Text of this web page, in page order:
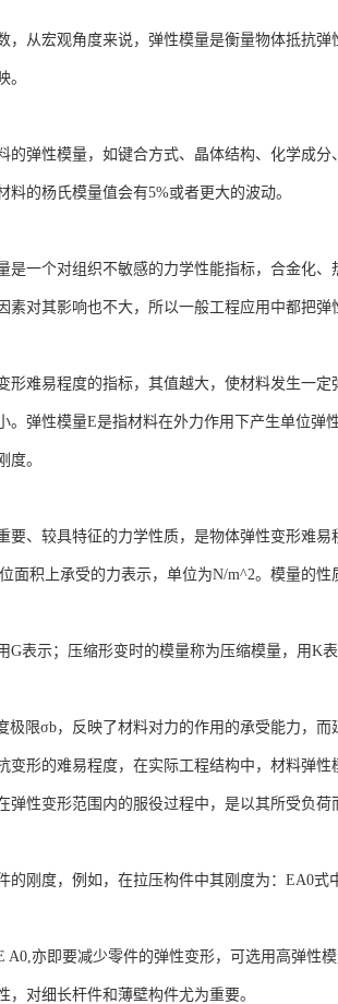
，从宏观角度来说，弹性模量是衡量物体抵抗
。
的弹性模量，如键合方式、晶体结构、化学成
的杨氏模量值会有5%或者更大的波动。
是一个对组织不敏感的力学性能指标，合金化
素对其影响也不大，所以一般工程应用中都把弹
形难易程度的指标，其值越大，使材料发生一
。弹性模量E是指材料在外力作用下产生单位弹
度。
要、较具特征的力学性质，是物体弹性变形难
面积上承受的力表示，单位为N/m^2。模量的
G表示；压缩形变时的模量称为压缩模量，用K
极限σb，反映了材料对力的作用的承受能力，
变形的难易程度，在实际工程结构中，材料弹
弹性变形范围内的服役过程中，是以其所受负
的刚度，例如，在拉压构件中其刚度为：EA0式
A0,亦即要减少零件的弹性变形，可选用高弹性
对细长杆件和薄壁构件尤为重要。